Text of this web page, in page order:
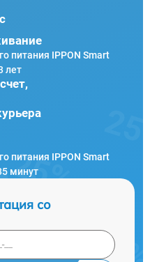
питания IPPON Smart
лет
питания IPPON Smart
минут
со